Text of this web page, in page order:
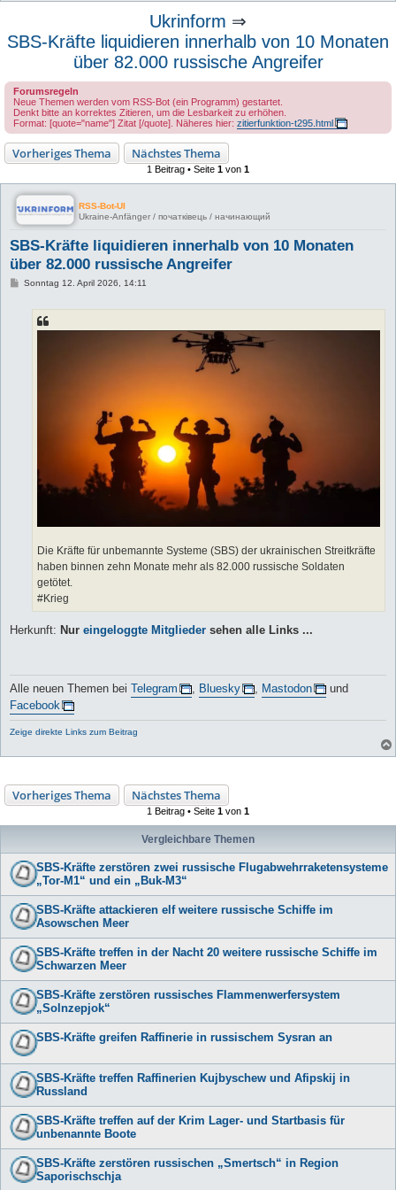
Ukrinform ⇒
SBS-Kräfte liquidieren innerhalb von 10 Monaten
über 82.000 russische Angreifer
Forumsregeln
Neue Themen werden vom RSS-Bot (ein Programm) gestartet.
Denkt bitte an korrektes Zitieren, um die Lesbarkeit zu erhöhen.
Format: [quote="name"] Zitat [/quote]. Näheres hier: zitierfunktion-t295.html
Vorheriges Thema Nächstes Thema
1 Beitrag • Seite 1 von 1
RSS-Bot-UI
Ukraine-Anfänger / початківець / начинающий
SBS-Kräfte liquidieren innerhalb von 10 Monaten
über 82.000 russische Angreifer
BSonntag 12. April 2026, 14:11
Die Kräfte für unbemannte Systeme (SBS) der ukrainischen Streitkräfte
haben binnen zehn Monate mehr als 82.000 russische Soldaten
getötet.
#Krieg
Herkunft: Nur eingeloggte Mitglieder sehen alle Links ...
Alle neuen Themen bei Telegram , Bluesky , Mastodon
und
Facebook
Zeige direkte Links zum Beitrag
Vorheriges Thema Nächstes Thema
1 Beitrag • Seite 1 von 1
Vergleichbare Themen
SBS-Kräfte zerstören zwei russische Flugabwehrraketensysteme
„Tor-M1“ und ein „Buk-M3“
SBS-Kräfte attackieren elf weitere russische Schiffe im
Asowschen Meer
SBS-Kräfte treffen in der Nacht 20 weitere russische Schiffe im
Schwarzen Meer
SBS-Kräfte zerstören russisches Flammenwerfersystem
„Solnzepjok“
SBS-Kräfte greifen Raffinerie in russischem Sysran an
SBS-Kräfte treffen Raffinerien Kujbyschew und Afipskij in
Russland
SBS-Kräfte treffen auf der Krim Lager- und Startbasis für
unbenannte Boote
SBS-Kräfte zerstören russischen „Smertsch“ in Region
Saporischschja